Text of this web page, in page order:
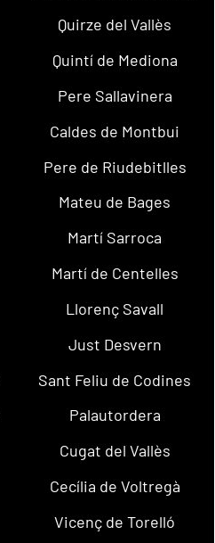
Quirze del Vallès
Quintí de Mediona
Pere Sallavinera
Caldes de Montbui
Pere de Riudebitlles
Mateu de Bages
Martí Sarroca
Martí de Centelles
Llorenç Savall
Just Desvern
Sant Feliu de Codines
Palautordera
Cugat del Vallès
Cecília de Voltregà
Vicenç de Torelló